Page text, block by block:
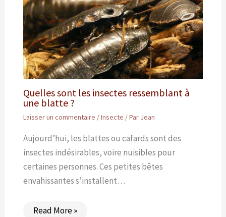
Quelles sont les insectes ressemblant à
une blatte ?
Laisser un commentaire /Insecte / Par Jean
Aujourd’hui, les blattes ou cafards sont des
insectes indésirables, voire nuisibles pour
certaines personnes. Ces petites bêtes
envahissantes s’installent…
Read More »